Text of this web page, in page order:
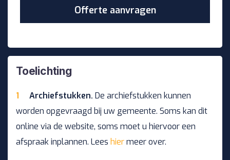
Toelichting
Archiefstukken. De archiefstukken kunnen
worden opgevraagd bij uw gemeente. Soms kan dit
online via de website, soms moet u hiervoor een
afspraak inplannen. Lees hiermeer over.